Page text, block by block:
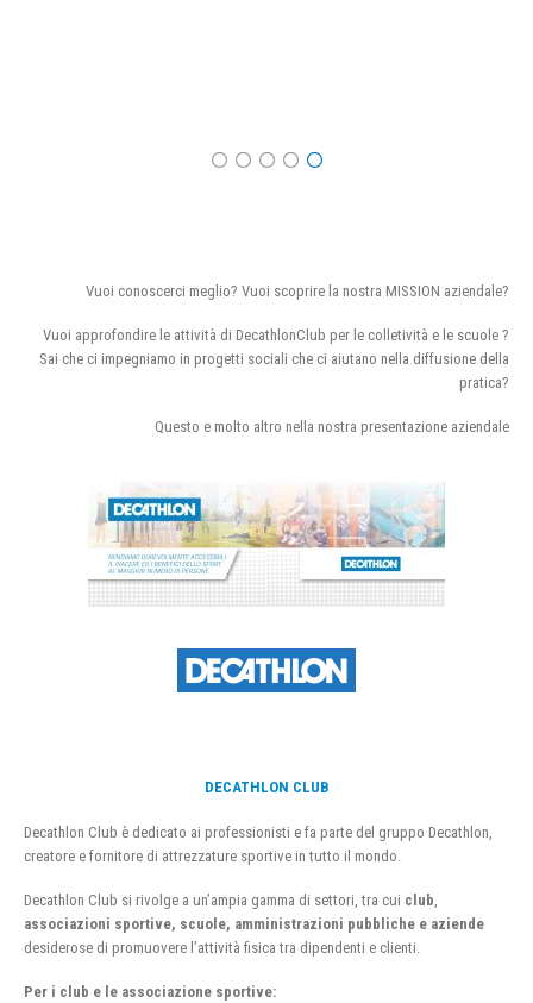
Vuoi conoscerci meglio? Vuoi scoprire la nostra MISSION aziendale?
Vuoi approfondire le attività di DecathlonClub per le colletività e le scuole ?
Sai che ci impegniamo in progetti sociali che ci aiutano nella diffusione della
pratica?
Questo e molto altro nella nostra presentazione aziendale
DECATHLON CLUB
Decathlon Club è dedicato ai professionisti e fa parte del gruppo Decathlon,
creatore e fornitore di attrezzature sportive in tutto il mondo.
Decathlon Club si rivolge a un’ampia gamma di settori, tra cui club
associazioni sportive, scuole, amministrazioni pubbliche e aziende
desiderose di promuovere l’attività fisica tra dipendenti e clienti.
Per i club e le associazione sportive: